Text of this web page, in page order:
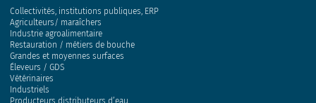
Collectivités, institutions publiques, ERP
Agriculteurs/ maraîchers
Industrie agroalimentaire
Restauration / métiers de bouche
Grandes et moyennes surfaces
Éleveurs / GDS
Vétérinaires
Industriels